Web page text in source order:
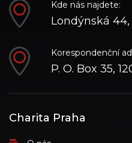
Kde nás najdete:
Londýnská 44,
Korespondenční
P. O. Box 35,
Charita Praha